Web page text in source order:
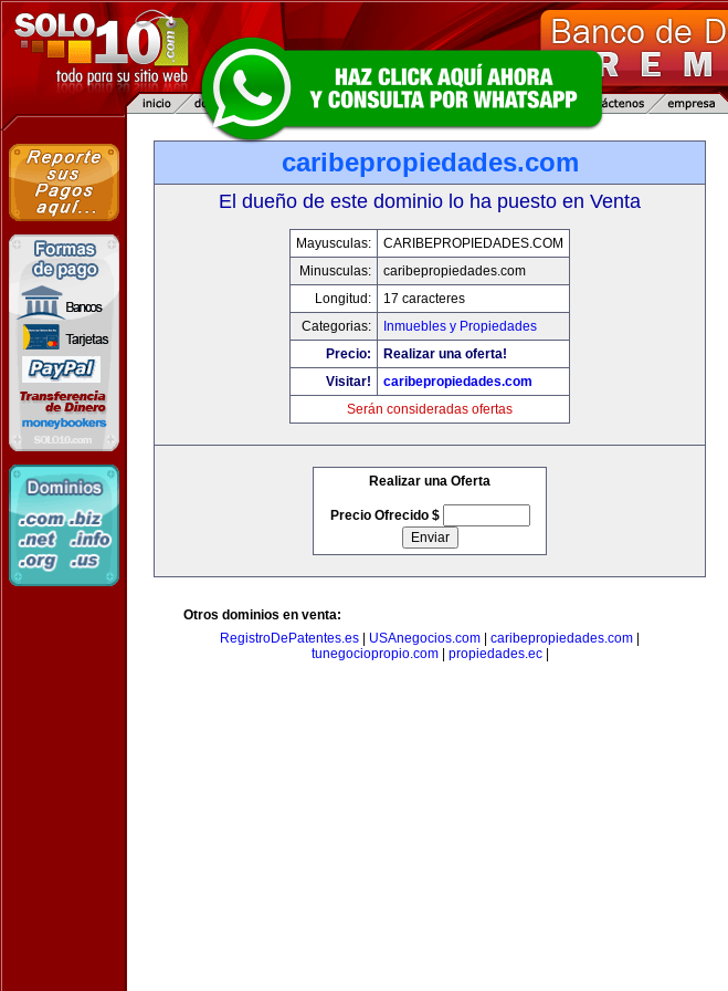
caribepropiedades.com
El dueño de este dominio lo ha puesto en Venta
Mayusculas:
CARIBEPROPIEDADES.COM
Minusculas:
caribepropiedades.com
Longitud:
17 caracteres
Categorias:
Inmuebles y Propiedades
Precio:
Realizar una oferta!
Visitar!
caribepropiedades.com
Serán consideradas ofertas
Realizar una Oferta
Precio Ofrecido $
Otros dominios en venta:
RegistroDePatentes.es
USAnegocios.com caribepropiedades.com
tunegociopropio.com| propiedades.ec|